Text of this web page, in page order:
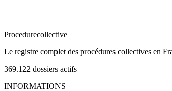
Procedurecollective
Le registre complet des procédures collectives en
369.122 dossiers actifs
INFORMATIONS